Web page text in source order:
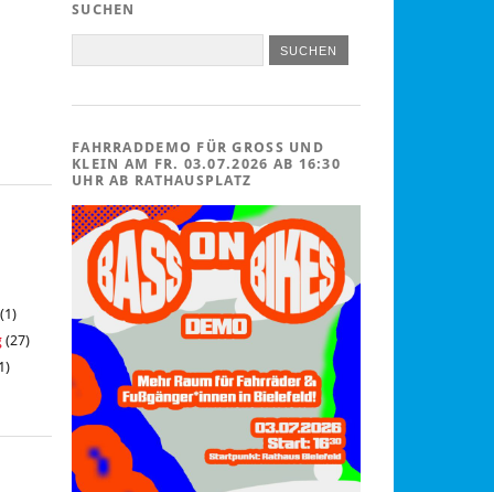
(1)
(27)
SUCHEN
FAHRRADDEMO FÜR GROSS UND K
LEIN AM FR. 03.07.2026 AB 16:30 U
HR AB RATHAUSPLATZ